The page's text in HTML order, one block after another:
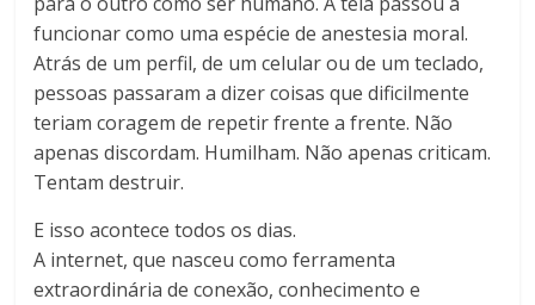
funcionar como uma espécie de anestesia moral.
Atrás de um perfil, de um celular ou de um teclado,
pessoas passaram a dizer coisas que dificilmente
teriam coragem de repetir frente a frente. Não
apenas discordam. Humilham. Não apenas criticam.
Tentam destruir.
E isso acontece todos os dias.
A internet, que nasceu como ferramenta
extraordinária de conexão, conhecimento e